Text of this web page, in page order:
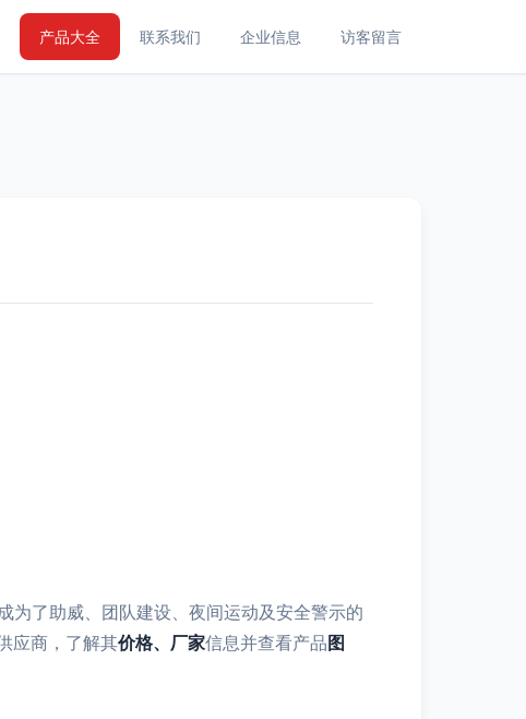
产品大全 联系我们 企业信息 访客留言
为了助威、团队建设、夜间运动及安全警示的
应商，了解其价格、厂家信息并查看产品 图